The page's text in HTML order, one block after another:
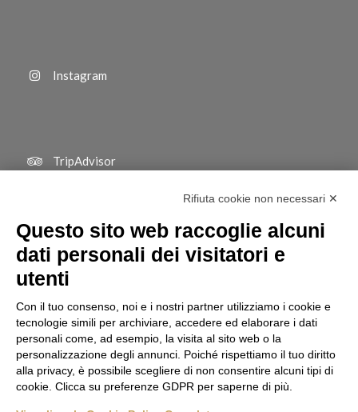
Instagram
TripAdvisor
Rifiuta cookie non necessari ✕
Questo sito web raccoglie alcuni
dati personali dei visitatori e
utenti
Con il tuo consenso, noi e i nostri partner utilizziamo i cookie e
tecnologie simili per archiviare, accedere ed elaborare i dati
personali come, ad esempio, la visita al sito web o la
personalizzazione degli annunci. Poiché rispettiamo il tuo diritto
alla privacy, è possibile scegliere di non consentire alcuni tipi di
cookie. Clicca su preferenze GDPR per saperne di più.